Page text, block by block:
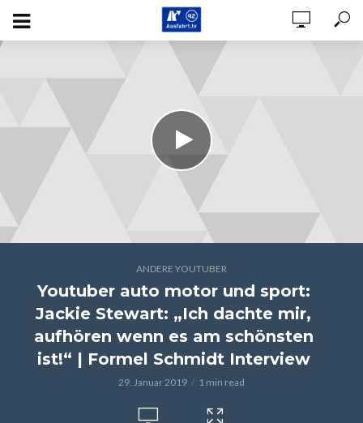
ANDERE YOUTUBER
Youtuber auto motor und sport:
Jackie Stewart: „Ich dachte mir,
aufhören wenn es am schönsten
ist!“ | Formel Schmidt Interview
29. Januar 2019 1 min read